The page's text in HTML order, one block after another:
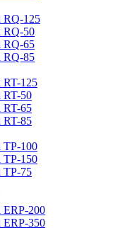
RQ-125
RQ-50
RQ-65
RQ-85
125
RT-50
RT-65
RT-85
TP-100
TP-150
TP-75
200
350